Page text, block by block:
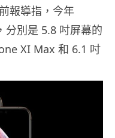
報導指，今年
別是 5.8 吋屏幕的
XI Max 和 6.1 吋